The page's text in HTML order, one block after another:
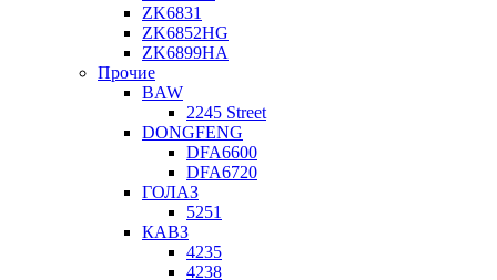
ZK6831
ZK6852HG
ZK6899HA
Прочие
BAW
2245 Street
DONGFENG
DFA6600
DFA6720
ГОЛАЗ
5251
КАВЗ
4235
4238